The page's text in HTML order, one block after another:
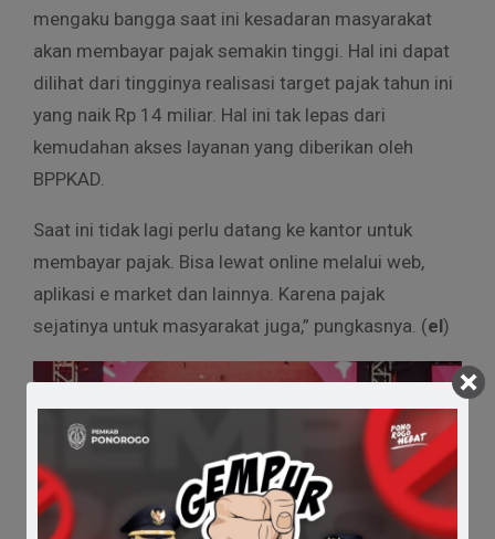
mengaku bangga saat ini kesadaran masyarakat
akan membayar pajak semakin tinggi. Hal ini dapat
dilihat dari tingginya realisasi target pajak tahun ini
yang naik Rp 14 miliar. Hal ini tak lepas dari
kemudahan akses layanan yang diberikan oleh
BPPKAD.
Saat ini tidak lagi perlu datang ke kantor untuk
membayar pajak. Bisa lewat online melalui web,
aplikasi e market dan lainnya. Karena pajak
sejatinya untuk masyarakat juga,” pungkasnya. (el)